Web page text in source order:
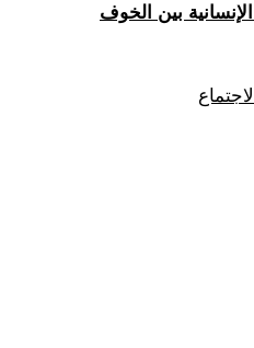
الإنسانية بين الخوف